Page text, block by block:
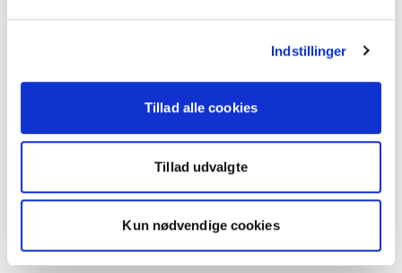
Indstillinger
Tillad alle cookies
Tillad udvalgte
Kun nødvendige cookies